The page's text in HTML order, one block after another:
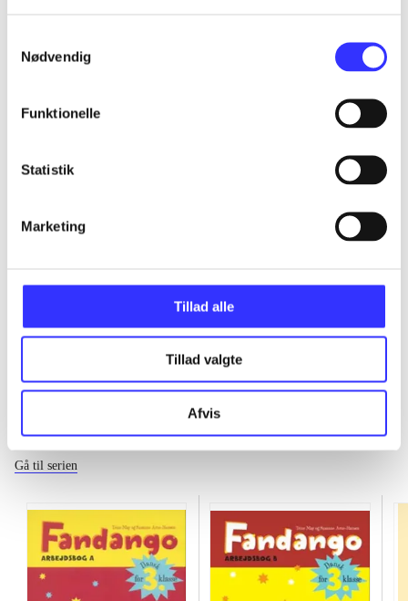
Nødvendig
Funktionelle
Statistik
Marketing
Tillad alle
Tillad valgte
Afvis
...
...
...
...
Fandango - dansk for 3. klasse
Gå til serien